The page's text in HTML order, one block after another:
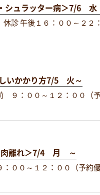
シュラッター病＞7/6
午後１６：００～２２
いかかり方7/5 火～
：００～１２：００（予
離れ＞7/4 月 ～
００～１２：００（予約